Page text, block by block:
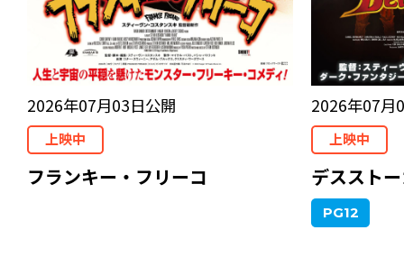
2026年07月03日公開
上映中
フランキー・フリーコ
2026年07月
上映中
デススト
PG12